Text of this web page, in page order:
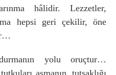
hâlidir. Lezzetler,
hepsi geri çekilir, öne
yolu oruçtur…
aşmanın, tutsaklığı